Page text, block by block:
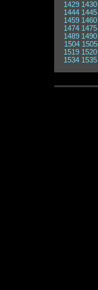
1429 1430
1444 1445
1459 1460
1474 1475
1489 1490
1504 1505
1519 1520
1534 1535